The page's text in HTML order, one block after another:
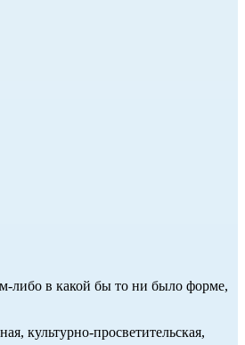
либо в какой бы то ни было форме,
культурно-просветительская,